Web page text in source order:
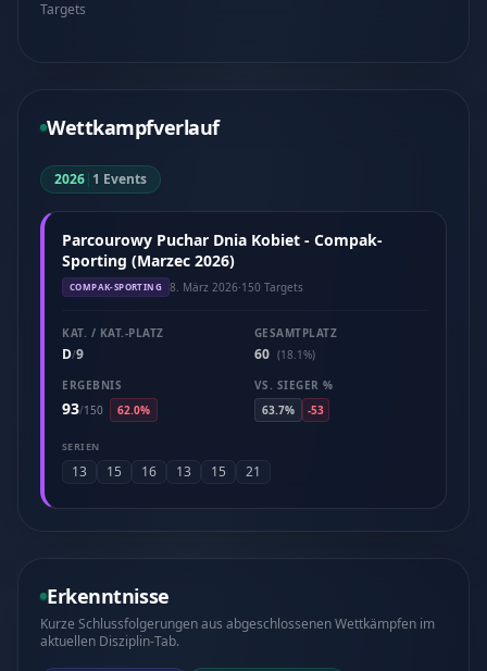
Targets
Wettkampfverlauf
2026| 1 Events
Parcourowy Puchar Dnia Kobiet - Compak-
Sporting (Marzec 2026)
COMPAK-SPORTING 8. März 2026·150 Targets
KAT. / KAT.-PLATZ
D/9
GESAMTPLATZ
60 (18.1%)
ERGEBNIS
93/150 62.0%
VS. SIEGER %
63.7%
-53
SERIEN
13 15 16 13 15 21
Erkenntnisse
Kurze Schlussfolgerungen aus abgeschlossenen Wettkämpfen im
aktuellen Disziplin-Tab.